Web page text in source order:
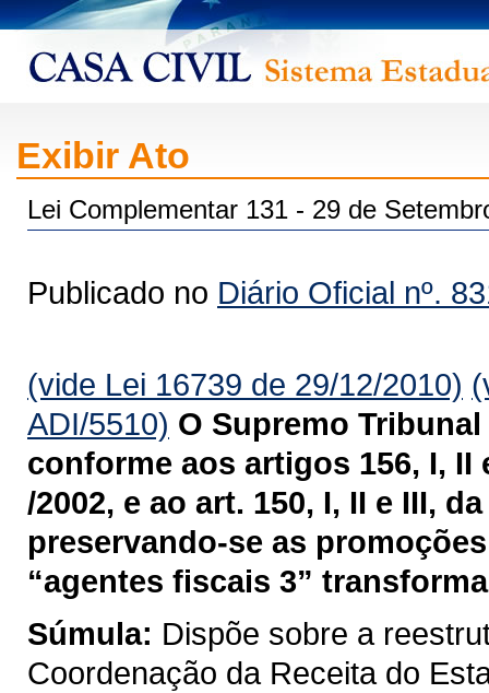
Exibir Ato
Lei Complementar 131 - 29 de
Publicado no Diário Oficial nº.
(vide Lei 16739 de 29/12/2010)
ADI/5510) O Supremo
conforme aos artigos 156, I, II
/2002, e ao art. 150, I, II e III,
preservando-se as
“agentes fiscais 3”
Súmula: Dispõe sobre a
Coordenação da Receita do